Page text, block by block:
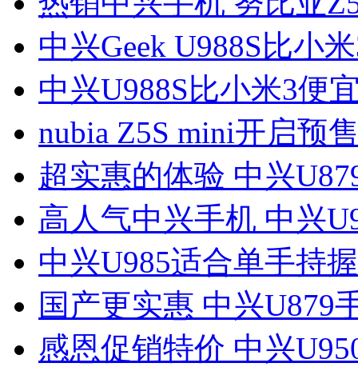
中兴Geek U988S比小
中兴U988S比小米3便
nubia Z5S mini开启预
超实惠的体验 中兴
高人气中兴手机 中兴
中兴U985适合单手持
国产更实惠 中兴U879
感恩促销特价 中兴